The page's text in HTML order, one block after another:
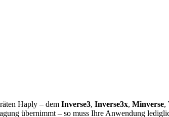
Haply – dem Inverse3, Inverse3x, Minverse,
übernimmt – so muss Ihre Anwendung